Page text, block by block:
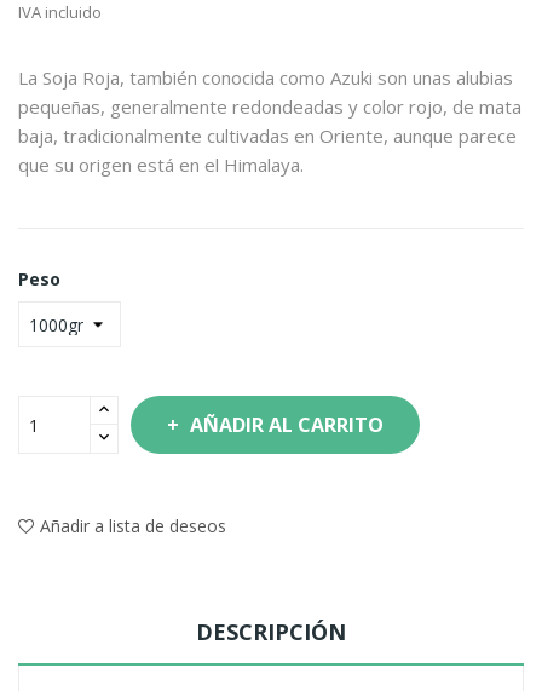
IVA incluido
La Soja Roja, también conocida como Azuki son unas alubias
pequeñas, generalmente redondeadas y color rojo, de mata
baja, tradicionalmente cultivadas en Oriente, aunque parece
que su origen está en el Himalaya.
Peso
AÑADIR AL CARRITO
Añadir a lista de deseos
DESCRIPCIÓN